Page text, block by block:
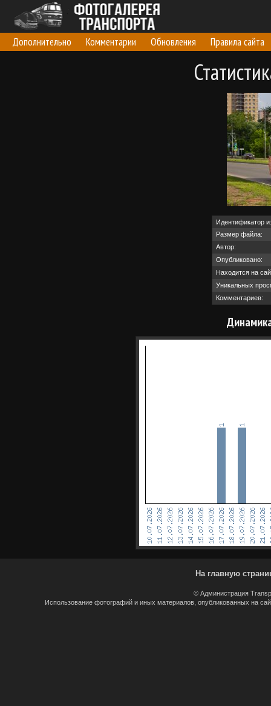
Дополнительно Комментарии Обновления Правила сайта
Идентификатор
Размер файла:
Автор:
Опубликовано:
Находится на
Уникальных
Комментариев:
На главную
© Администрация
Использование фотографий и иных материалов, опубликованных на